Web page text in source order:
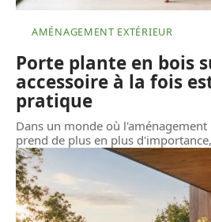
AMÉNAGEMENT EXTÉRIEUR
Porte plante en bois
accessoire à la fois
pratique
Dans un monde où
prend de plus en plus